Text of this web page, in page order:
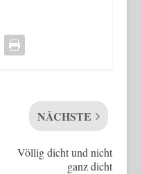
NÄCHSTE
Völlig dicht und nicht
ganz dicht